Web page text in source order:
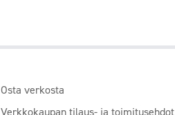
Osta verkosta
Verkkokaupan tilaus- ja toimitusehdot